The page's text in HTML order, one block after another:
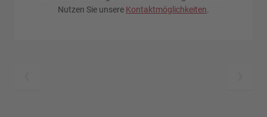
Nutzen Sie unsere Kontaktmöglichkeiten.